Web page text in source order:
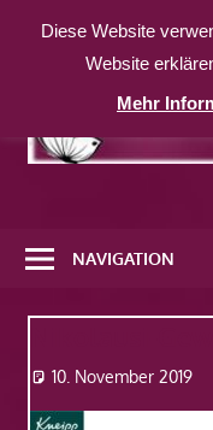
Inhalt
weitere
Website
NAVIGATION
10. November 2019
Diese Website
Website
Mehr